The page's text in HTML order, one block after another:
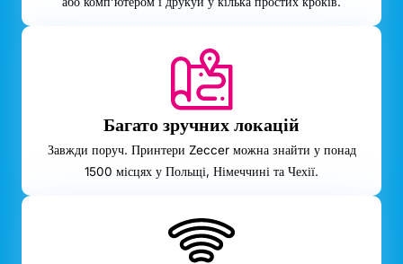
Багато зручних локацій
Завжди поруч. Принтери Zeccer можна знайти у понад
1500 місцях у Польщі, Німеччині та Чехії.